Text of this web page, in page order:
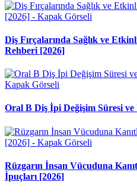
Diş Fırçalarında Sağlık ve
Rehberi [2026]
Oral B Diş İpi Değişim Süresi
Rüzgarın İnsan Vücuduna
İpuçları [2026]